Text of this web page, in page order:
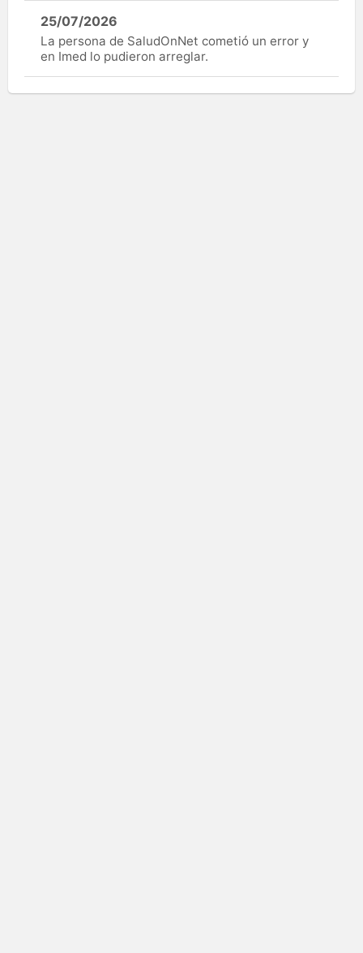
25/07/2026
La persona de SaludOnNet cometió un error y
en Imed lo pudieron arreglar.